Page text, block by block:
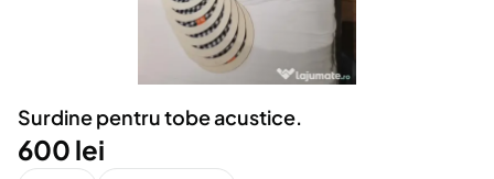
Animale de companie
Afaceri și echipamente profesionale
Inchiriere Bunuri si Vehicule
Utilaje agricole si industriale
Piese auto si accesorii
Surdine pentru tobe acustice.
600 lei